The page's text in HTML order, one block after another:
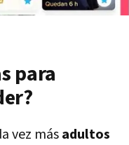
para
vez másadultos